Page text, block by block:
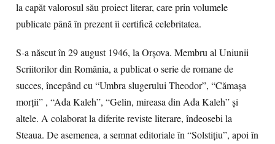
la capăt valorosul său proiect literar, care prin volumele
publicate până în prezent îi certifică celebritatea.
S-a născut în 29 august 1946, la Orşova. Membru al Uniunii
Scriitorilor din România, a publicat o serie de romane de
succes, începând cu “Umbra slugerului Theodor”, “Cămaşa
morţii” , “Ada Kaleh”, “Gelin, mireasa din Ada Kaleh” şi
altele. A colaborat la diferite reviste literare, îndeosebi la
Steaua. De asemenea, a semnat editoriale în “Solstiţiu”, apoi în